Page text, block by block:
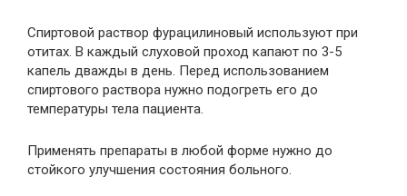
Спиртовой раствор фурацилиновый используют при
отитах. В каждый слуховой проход капают по 3-5
капель дважды в день. Перед использованием
спиртового раствора нужно подогреть его до
температуры тела пациента.
Применять препараты в любой форме нужно до
стойкого улучшения состояния больного.